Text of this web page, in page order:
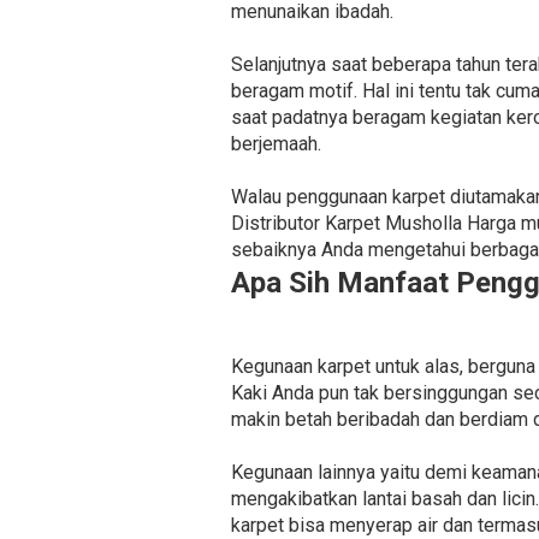
menunaikan ibadah.
Selanjutnya saat beberapa tahun
beragam motif. Hal ini tentu tak
saat padatnya beragam kegiatan
berjemaah.
Walau penggunaan karpet
Distributor Karpet Musholla Harga
sebaiknya Anda mengetahui
Apa Sih Manfaat
Kegunaan karpet untuk alas,
Kaki Anda pun tak bersinggungan
makin betah beribadah dan berdiam
Kegunaan lainnya yaitu demi
mengakibatkan lantai basah dan
karpet bisa menyerap air dan